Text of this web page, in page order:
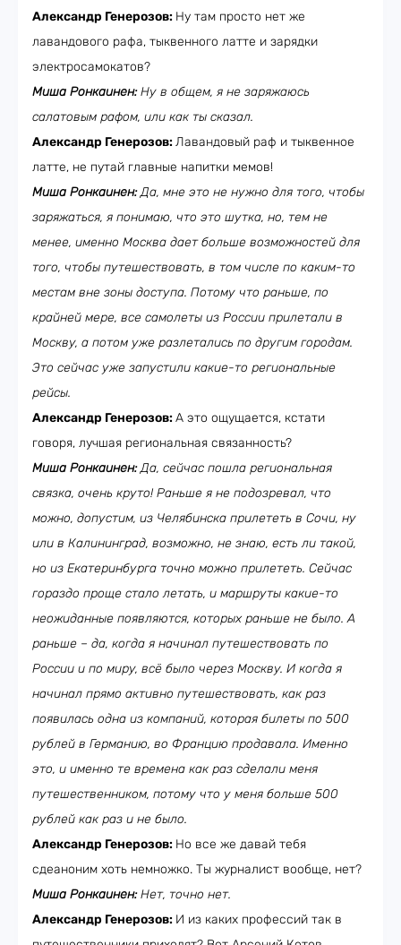
Александр Генерозов: Ну там просто нет же
лавандового рафа, тыквенного латте и зарядки
электросамокатов?
Миша Ронкаинен:Ну в общем, я не заряжаюсь
салатовым рафом, или как ты сказал.
Александр Генерозов:Лавандовый раф и тыквенное
латте, не путай главные напитки мемов!
Миша Ронкаинен:Да, мне это не нужно для того, чтобы
заряжаться, я понимаю, что это шутка, но, тем не
менее, именно Москва дает больше возможностей для
того, чтобы путешествовать, в том числе по каким-то
местам вне зоны доступа. Потому что раньше, по
крайней мере, все самолеты из России прилетали в
Москву, а потом уже разлетались по другим городам.
Это сейчас уже запустили какие-то региональные
рейсы.
Александр Генерозов:А это ощущается, кстати
говоря, лучшая региональная связанность?
Миша Ронкаинен:Да, сейчас пошла региональная
связка, очень круто! Раньше я не подозревал, что
можно, допустим, из Челябинска прилететь в Сочи, ну
или в Калининград, возможно, не знаю, есть ли такой,
но из Екатеринбурга точно можно прилететь. Сейчас
гораздо проще стало летать, и маршруты какие-то
неожиданные появляются, которых раньше не было. А
раньше – да, когда я начинал путешествовать по
России и по миру, всё было через Москву. И когда я
начинал прямо активно путешествовать, как раз
появилась одна из компаний, которая билеты по 500
рублей в Германию, во Францию продавала. Именно
это, и именно те времена как раз сделали меня
путешественником, потому что у меня больше 500
рублей как раз и не было.
Александр Генерозов: Но все же давай тебя
сдеаноним хоть немножко. Ты журналист вообще, нет?
Миша Ронкаинен:Нет, точно нет.
Александр Генерозов: И из каких профессий так в